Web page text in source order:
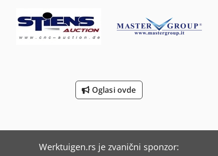
radnog mesta Detaljnije tehničke informacije u listu sa
podacima (nemački) u aneksu. Informacije o nama:
specijalizovani smo za polovnu mašinu za broširanje i još
Oglasi ovde
Werktuigen.rs je zvanični sponzor: